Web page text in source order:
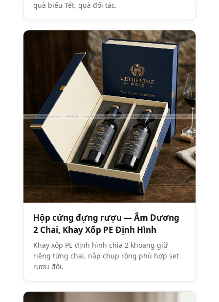
quà biếu Tết, quà đối tác.
Hộp cứng đựng rượu — Âm Dương
2 Chai, Khay Xốp PE Định Hình
Khay xốp PE định hình chia 2 khoang giữ
riêng từng chai, nắp chụp rộng phù hợp set
rượu đôi.